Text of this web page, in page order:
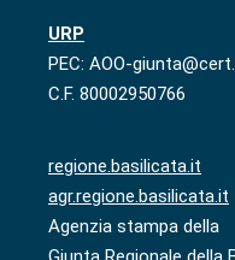
URP
PEC: AOO-
C.F. 80002950766
regione.basilicata.it
agr.regione.basilicata.it
Agenzia stampa della